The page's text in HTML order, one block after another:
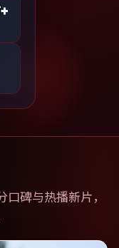
口碑与热播新片，